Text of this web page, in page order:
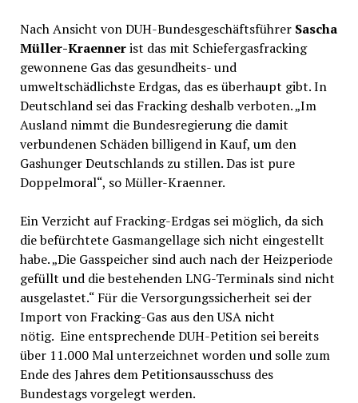
Nach Ansicht von DUH-BundesgeschäftsführerSascha
Müller-Kraennerist das mit Schiefergasfracking
gewonnene Gas das gesundheits- und
umweltschädlichste Erdgas, das es überhaupt gibt. In
Deutschland sei das Fracking deshalb verboten. „Im
Ausland nimmt die Bundesregierung die damit
verbundenen Schäden billigend in Kauf, um den
Gashunger Deutschlands zu stillen. Das ist pure
Doppelmoral“, so Müller-Kraenner.
Ein Verzicht auf Fracking-Erdgas sei möglich, da sich
die befürchtete Gasmangellage sich nicht eingestellt
habe. „Die Gasspeicher sind auch nach der Heizperiode
gefüllt und die bestehenden LNG-Terminals sind nicht
ausgelastet.“ Für die Versorgungssicherheit sei der
Import von Fracking-Gas aus den USA nicht
nötig. Eine entsprechende DUH-Petition sei bereits
über 11.000 Mal unterzeichnet worden und solle zum
Ende des Jahres dem Petitionsausschuss des
Bundestags vorgelegt werden.